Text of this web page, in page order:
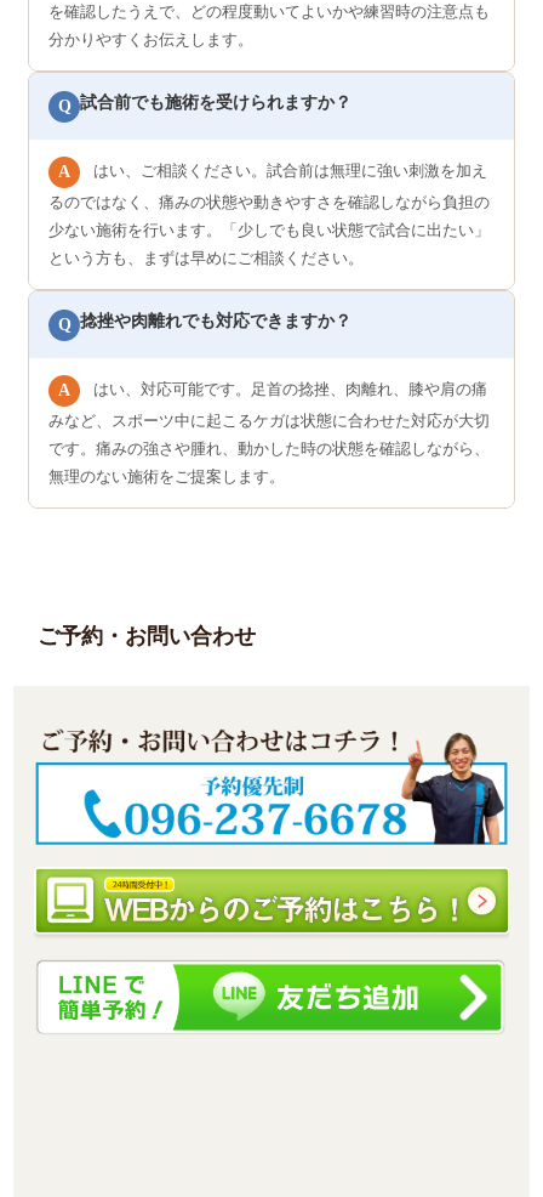
を確認したうえで、どの程度動いてよいかや練習時の注意点も
分かりやすくお伝えします。
Q 試合前でも施術を受けられますか？
A
はい、ご相談ください。試合前は無理に強い刺激を加え
るのではなく、痛みの状態や動きやすさを確認しながら負担の
少ない施術を行います。「少しでも良い状態で試合に出たい」
という方も、まずは早めにご相談ください。
Q 捻挫や肉離れでも対応できますか？
A
はい、対応可能です。足首の捻挫、肉離れ、膝や肩の痛
みなど、スポーツ中に起こるケガは状態に合わせた対応が大切
です。痛みの強さや腫れ、動かした時の状態を確認しながら、
無理のない施術をご提案します。
ご予約・お問い合わせ